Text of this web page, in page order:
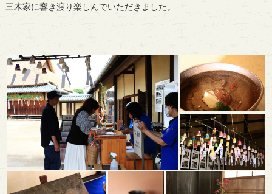
三木家に響き渡り楽しんでいただきました。